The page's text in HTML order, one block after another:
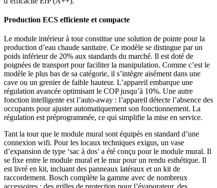
Production ECS efficiente et compacte
Le module intérieur à tour constitue une solution de pointe pour la
production d’eau chaude sanitaire. Ce modèle se distingue par un
poids inférieur de 20% aux standards du marché. Il est doté de
poignées de transport pour faciliter la manipulation. Comme c’est le
modèle le plus bas de sa catégorie, il s’intègre aisément dans une
cave ou un grenier de faible hauteur. L’appareil embarque une
régulation avancée optimisant le COP jusqu’à 10%. Une autre
fonction intelligente est l’auto-away : l’appareil détecte l’absence des
occupants pour ajuster automatiquement son fonctionnement. La
régulation est préprogrammée, ce qui simplifie la mise en service.
Tant la tour que le module mural sont équipés en standard d’une
connexion wifi. Pour les locaux techniques exigus, un vase
d’expansion de type ‘sac à dos’ a été conçu pour le module mural. Il
se fixe entre le module mural et le mur pour un rendu esthétique. Il
est livré en kit, incluant des panneaux latéraux et un kit de
raccordement. Bosch complète la gamme avec de nombreux